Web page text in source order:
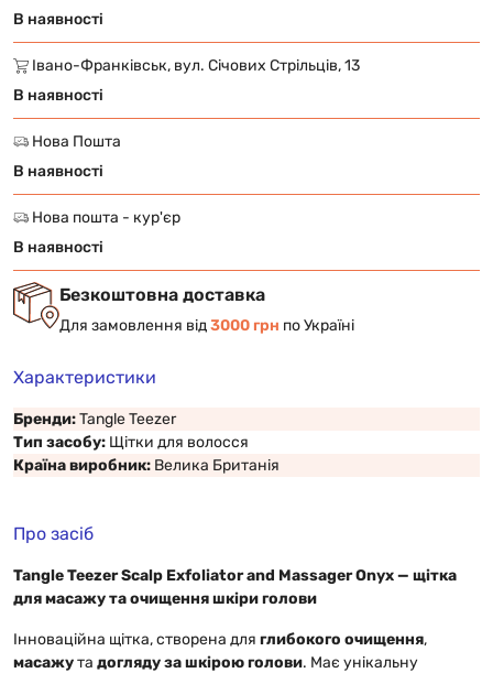
В наявності
Івано-Франківськ, вул. Січових Стрільців, 13
В наявності
Нова Пошта
В наявності
Нова пошта - кур'єр
В наявності
Безкоштовна доставка
Для замовлення від3000 грн по Україні
Характеристики
Бренди:Tangle Teezer
Тип засобу: Щітки для волосся
Країна виробник: Велика Британія
Про засіб
Tangle Teezer Scalp Exfoliator and Massager Onyx — щітка
для масажу та очищення шкіри голови
Інноваційна щітка, створена для глибокого очищення,
масажута догляду за шкірою голови. Має унікальну